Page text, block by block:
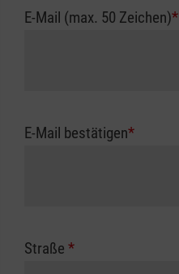
E-Mail (max. 50 Zeichen)*
E-Mail bestätigen*
Straße *